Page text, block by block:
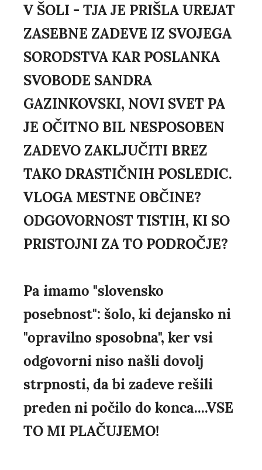
V ŠOLI - TJA JE PRIŠLA UREJAT
ZASEBNE ZADEVE IZ SVOJEGA
SORODSTVA KAR POSLANKA
SVOBODE SANDRA
GAZINKOVSKI, NOVI SVET PA
JE OČITNO BIL NESPOSOBEN
ZADEVO ZAKLJUČITI BREZ
TAKO DRASTIČNIH POSLEDIC.
VLOGA MESTNE OBČINE?
ODGOVORNOST TISTIH, KI SO
PRISTOJNI ZA TO PODROČJE?
Pa imamo "slovensko
posebnost": šolo, ki dejansko ni
"opravilno sposobna", ker vsi
odgovorni niso našli dovolj
strpnosti, da bi zadeve rešili
preden ni počilo do konca....VSE
TO MI PLAČUJEMO!